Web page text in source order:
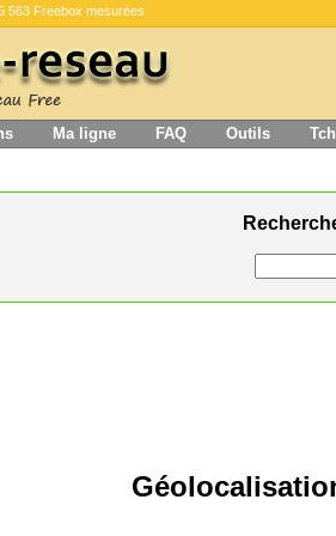
563 Freebox mesurées
Ma ligne FAQ Outils